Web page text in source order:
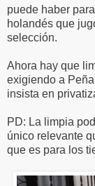
puede haber
holandés que
selección.
Ahora hay que
exigiendo a
insista en
PD: La limpia
único relevante
que es para los